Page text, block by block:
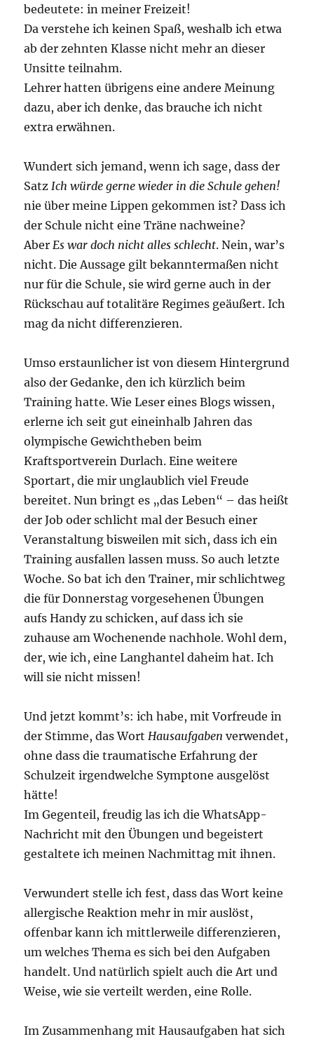
bedeutete: in meiner Freizeit!
Da verstehe ich keinen Spaß, weshalb ich etwa
ab der zehnten Klasse nicht mehr an dieser
Unsitte teilnahm.
Lehrer hatten übrigens eine andere Meinung
dazu, aber ich denke, das brauche ich nicht
extra erwähnen.
Wundert sich jemand, wenn ich sage, dass der
SatzIch würde gerne wieder in die Schule gehen!
nie über meine Lippen gekommen ist? Dass ich
der Schule nicht eine Träne nachweine?
AberEs war doch nicht alles schlecht. Nein, war’s
nicht. Die Aussage gilt bekanntermaßen nicht
nur für die Schule, sie wird gerne auch in der
Rückschau auf totalitäre Regimes geäußert. Ich
mag da nicht differenzieren.
Umso erstaunlicher ist von diesem Hintergrund
also der Gedanke, den ich kürzlich beim
Training hatte. Wie Leser eines Blogs wissen,
erlerne ich seit gut eineinhalb Jahren das
olympische Gewichtheben beim
Kraftsportverein Durlach. Eine weitere
Sportart, die mir unglaublich viel Freude
bereitet. Nun bringt es „das Leben“ – das heißt
der Job oder schlicht mal der Besuch einer
Veranstaltung bisweilen mit sich, dass ich ein
Training ausfallen lassen muss. So auch letzte
Woche. So bat ich den Trainer, mir schlichtweg
die für Donnerstag vorgesehenen Übungen
aufs Handy zu schicken, auf dass ich sie
zuhause am Wochenende nachhole. Wohl dem,
der, wie ich, eine Langhantel daheim hat. Ich
will sie nicht missen!
Und jetzt kommt’s: ich habe, mit Vorfreude in
der Stimme, das WortHausaufgabenverwendet,
ohne dass die traumatische Erfahrung der
Schulzeit irgendwelche Symptone ausgelöst
hätte!
Im Gegenteil, freudig las ich die WhatsApp-
Nachricht mit den Übungen und begeistert
gestaltete ich meinen Nachmittag mit ihnen.
Verwundert stelle ich fest, dass das Wort keine
allergische Reaktion mehr in mir auslöst,
offenbar kann ich mittlerweile differenzieren,
um welches Thema es sich bei den Aufgaben
handelt. Und natürlich spielt auch die Art und
Weise, wie sie verteilt werden, eine Rolle.
Im Zusammenhang mit Hausaufgaben hat sich